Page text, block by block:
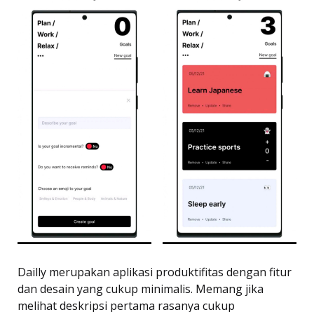
Dailly merupakan aplikasi produktifitas dengan fitur
dan desain yang cukup minimalis. Memang jika
melihat deskripsi pertama rasanya cukup